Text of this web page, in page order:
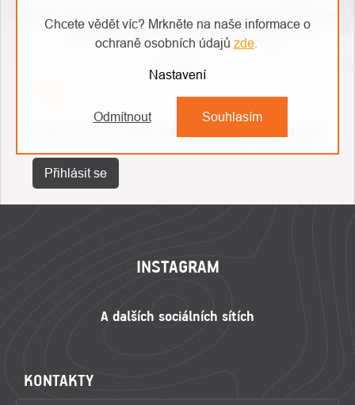
Chcete vědět víc? Mrkněte na naše informace o
ochraně osobních údajů zde.
Nastavení
Odmítnout Souhlasím
Vložte svůj e-mail a my vám budeme zasílat informace o
nových produktech na našem e-shopu.
E-mail
Přihlásit se
INSTAGRAM
KONTAKTY